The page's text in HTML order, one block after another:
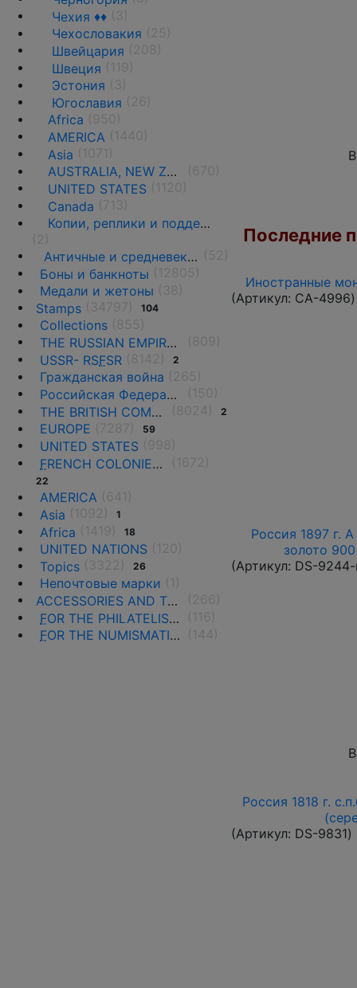
Чехия ♦♦
Чехословакия
Швейцария
Швеция
Эстония
Югославия
Africa
AMERICA
Asia
AUSTRALIA, NEW ZEALAND AND OCEANIA
UNITED STATES
Canada
Копии, реплики и подделки
Античные и средневековые государства
Боны и банкноты
Медали и жетоны
Stamps
104
Collections
THE RUSSIAN EMPIRE UNTIL 1917.
USSR- RSFSR 2
Гражданская война
Российская Федерация(1992 г.-н.д.)
THE BRITISH COMMONWEALTH
2
EUROPE 59
UNITED STATES
FRENCH COLONIES AND THE TERRITORIES
22
AMERICA
Asia
1
Africa 18
UNITED NATIONS
Topics
26
Непочтовые марки
ACCESSORIES AND THE LITERATURE
FOR THE PHILATELISTS
FOR THE NUMISMATISTS
Последние
Иностранные
(Артикул: CA-4996)
Россия 1897 г.
золото
(Артикул: DS-
Россия 1818 г.
(Артикул: DS-9831)